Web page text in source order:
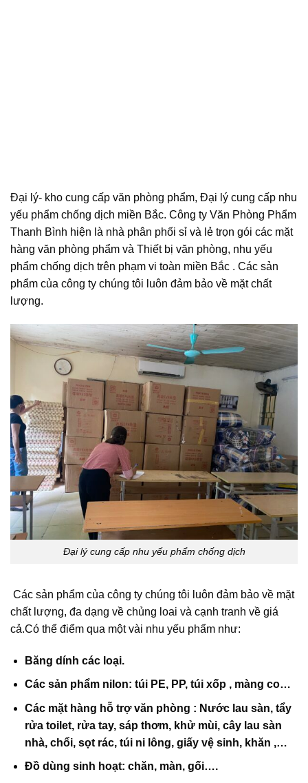
Đại lý- kho cung cấp văn phòng phẩm, Đại lý cung cấp nhu
yếu phẩm chống dịch miền Bắc. Công ty Văn Phòng Phẩm
Thanh Bình hiện là nhà phân phối sỉ và lẻ trọn gói các mặt
hàng văn phòng phẩm và Thiết bị văn phòng, nhu yếu
phẩm chống dịch trên phạm vi toàn miền Bắc . Các sản
phẩm của công ty chúng tôi luôn đảm bảo về mặt chất
lượng.
Đại lý cung cấp nhu yếu phẩm chống dịch
Các sản phẩm của công ty chúng tôi luôn đảm bảo về mặt
chất lượng, đa dạng về chủng loai và cạnh tranh về giá
cả.Có thể điểm qua một vài nhu yếu phẩm như:
Băng dính các loại.
Các sản phẩm nilon: túi PE, PP, túi xốp , màng co…
Các mặt hàng hỗ trợ văn phòng : Nước lau sàn, tẩy
rửa toilet, rửa tay, sáp thơm, khử mùi, cây lau sàn
nhà, chổi, sọt rác, túi ni lông, giấy vệ sinh, khăn ,…
Đồ dùng sinh hoạt: chăn, màn, gối….